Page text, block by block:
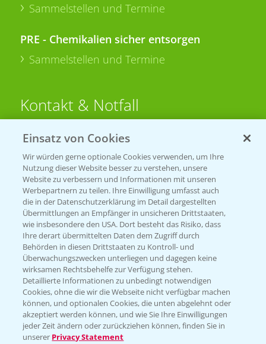
Sammelstellen und Termine
PRE - Chemikalien sicher entsorgen
Sammelstellen und Termine
Kontakt & Notfall
Beratung auf WhatsApp
T.+49 (0)174 346 564 1
KONTAKT
Hilfe in Notfällen
T.+49 (0)214/30-20220
Folgen Sie uns
Einsatz von Cookies
Wir würden gerne optionale Cookies verwenden, um Ihre
Nutzung dieser Website besser zu verstehen, unsere
Website zu verbessern und Informationen mit unseren
Werbepartnern zu teilen. Ihre Einwilligung umfasst auch
die in der Datenschutzerklärung im Detail dargestellten
Übermittlungen an Empfänger in unsicheren Drittstaaten,
wie insbesondere den USA. Dort besteht das Risiko, dass
Ihre derart übermittelten Daten dem Zugriff durch
Behörden in diesen Drittstaaten zu Kontroll- und
Überwachungszwecken unterliegen und dagegen keine
wirksamen Rechtsbehelfe zur Verfügung stehen.
Detaillierte Informationen zu unbedingt notwendigen
Cookies, ohne die wir die Webseite nicht verfügbar machen
können, und optionalen Cookies, die unten abgelehnt oder
akzeptiert werden können, und wie Sie Ihre Einwilligungen
jeder Zeit ändern oder zurückziehen können, finden Sie in
unserer Privacy Statement